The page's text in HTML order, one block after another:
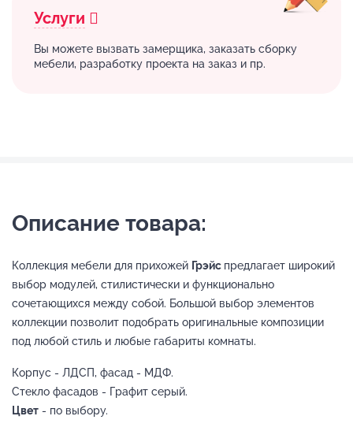
Услуги
Вы можете вызвать замерщика, заказать сборку
мебели, разработку проекта на заказ и пр.
Описание товара:
Коллекция мебели для прихожей Грэйс предлагает широкий
выбор модулей, стилистически и функционально
сочетающихся между собой. Большой выбор элементов
коллекции позволит подобрать оригинальные композиции
под любой стиль и любые габариты комнаты.
Корпус - ЛДСП, фасад - МДФ.
Стекло фасадов - Графит серый.
Цвет - по выбору.